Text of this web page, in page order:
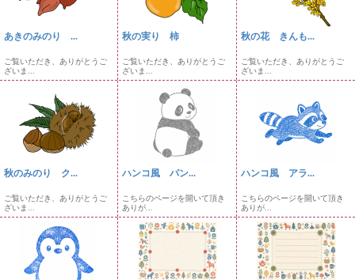
あきのみのり ...
ご覧いただき、ありがとうご
ざいま...
秋の実り 柿
ご覧いただき、ありがとうご
ざいま...
秋の花 きんも...
ご覧いただき、ありがとうご
ざいま...
秋のみのり ク...
ご覧いただき、ありがとうご
ざいま...
ハンコ風 パン...
こちらのページを開いて頂き
ありが...
ハンコ風 アラ...
こちらのページを開いて頂き
ありが...